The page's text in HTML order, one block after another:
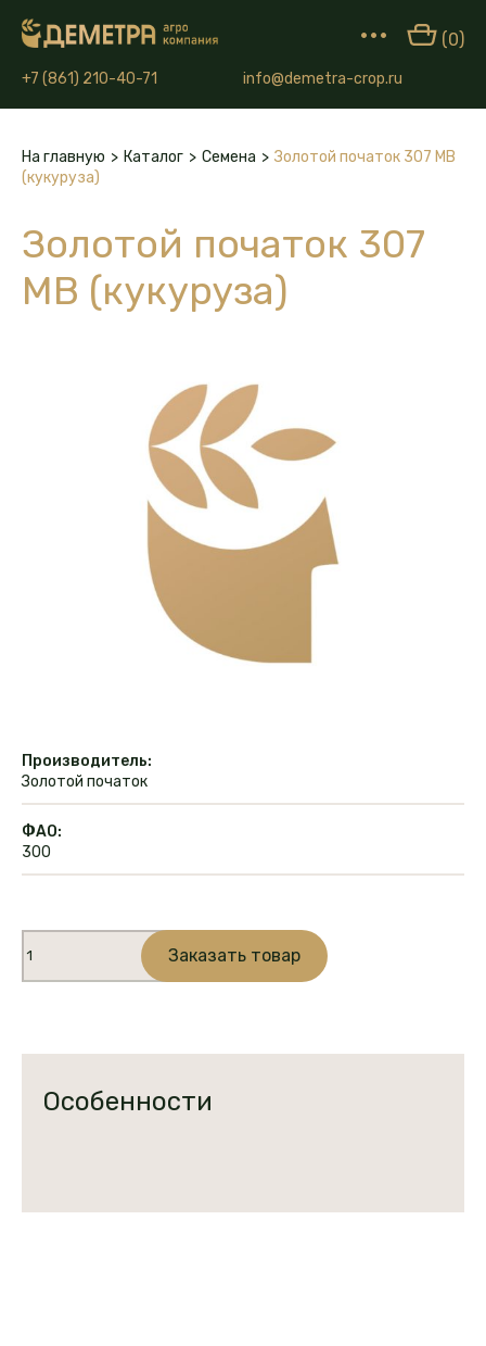
•••
+7 (861) 210-40-71 info@demetra-crop.ru
(0)
На главную > Каталог > Семена > Золотой початок 307 МВ
(кукуруза)
Золотой початок 307
МВ (кукуруза)
Производитель:
Золотой початок
ФАО:
300
товара
Золотой
МВ
Заказать товар
Особенности